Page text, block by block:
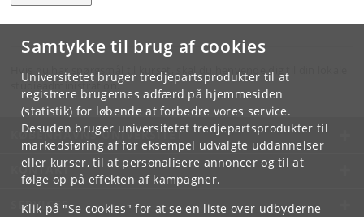
Samtykke til brug af cookies
Universitetet bruger tredjepartsprodukter til at
registrere brugernes adfærd på hjemmesiden
(statistik) for løbende at forbedre vores service.
Desuden bruger universitetet tredjepartsprodukter til
markedsføring af for eksempel udvalgte uddannelser
eller kurser, til at personalisere annoncer og til at
følge op på effekten af kampagner.
Klik på "Se cookies" for at se en liste over udbyderne
Hvis du har spørgsmål til kurset, skal du henvende dig til din lokale
studieadministration.
KØBENHAVNS UNIVERSITET
KONTAKT
SERVICES